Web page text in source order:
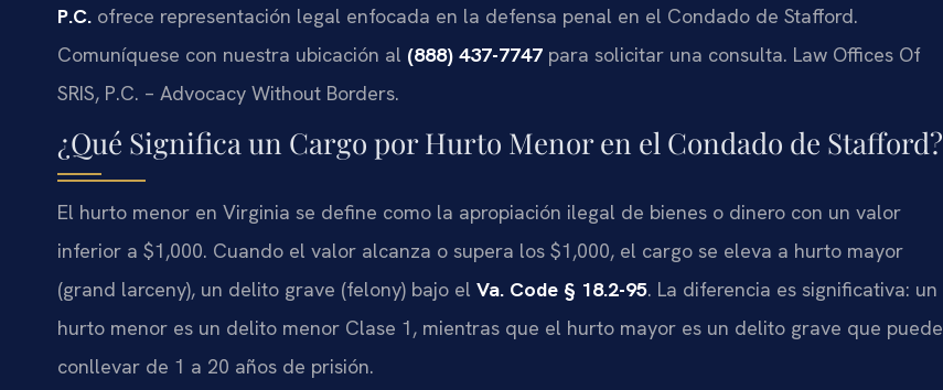
P.C. ofrece representación legal enfocada en la defensa penal en el Condado de Stafford.
Comuníquese con nuestra ubicación al (888) 437-7747 para solicitar una consulta. Law Offices Of
SRIS, P.C. – Advocacy Without Borders.
¿Qué Significa un Cargo por Hurto Menor en el Condado de Stafford?
El hurto menor en Virginia se define como la apropiación ilegal de bienes o dinero con un valor
inferior a $1,000. Cuando el valor alcanza o supera los $1,000, el cargo se eleva a hurto mayor
(grand larceny), un delito grave (felony) bajo el Va. Code § 18.2-95. La diferencia es significativa: un
hurto menor es un delito menor Clase 1, mientras que el hurto mayor es un delito grave que puede
conllevar de 1 a 20 años de prisión.